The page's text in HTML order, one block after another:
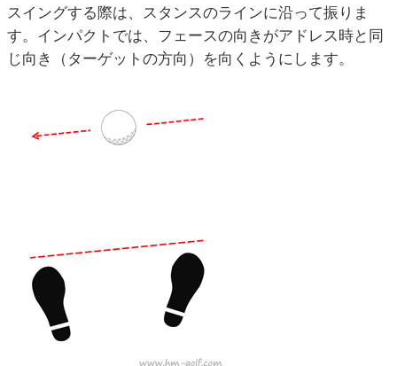
スイングする際は、スタンスのラインに沿って振りま
す。インパクトでは、フェースの向きがアドレス時と同
じ向き（ターゲットの方向）を向くようにします。